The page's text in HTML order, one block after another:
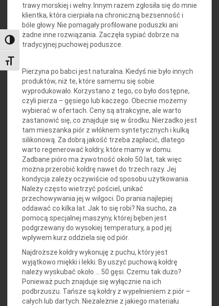
Toggle High Contrast
Toggle Font size
trawy morskiej i wełny. Innym razem zgłosiła się do mnie
klientka, która cierpiała na chroniczną bezsenność i
bóle głowy. Nie pomagały profilowane poduszki ani
żadne inne rozwiązania. Zaczęła sypiać dobrze na
tradycyjnej puchowej poduszce.
Pierzyna po babci jest naturalna. Kiedyś nie było innych
produktów, niż te, które samemu się sobie
wyprodukowało. Korzystano z tego, co było dostępne,
czyli pierza – gęsiego lub kaczego. Obecnie możemy
wybierać w ofertach. Ceny są atrakcyjne, ale warto
zastanowić się, co znajduje się w środku. Nierzadko jest
tam mieszanka piór z włóknem syntetycznych i kulką
silikonową. Za dobrą jakość trzeba zapłacić, dlatego
warto regenerować kołdry, które mamy w domu.
Zadbane pióro ma żywotność około 50 lat, tak więc
można przerobić kołdrę nawet do trzech razy. Jej
kondycja zależy oczywiście od sposobu użytkowania.
Należy często wietrzyć pościel, unikać
przechowywania jej w wilgoci. Do prania najlepiej
oddawać co kilka lat. Jak to się robi? Na sucho, za
pomocą specjalnej maszyny, której bęben jest
podgrzewany do wysokiej temperatury, a pod jej
wpływem kurz oddziela się od piór.
Najdroższe kołdry wykonuję z puchu, który jest
wyjątkowo miękki i lekki. By uszyć puchową kołdrę
należy wyskubać około … 50 gęsi. Czemu tak dużo?
Ponieważ puch znajduje się wyłącznie na ich
podbrzuszu. Tańsze są kołdry z wypełnieniem z piór –
całych lub dartych. Niezależnie z jakiego materiału